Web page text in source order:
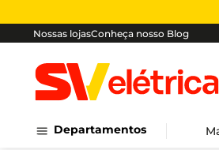
Nossas lojasConheça nosso Blog
Departamentos